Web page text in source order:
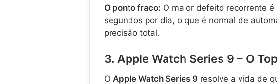
O ponto fraco: O maior defeito recorrente
segundos por dia, o que é normal de
precisão total.
3. Apple Watch Series 9 – O
O Apple Watch Series 9 resolve a vida de